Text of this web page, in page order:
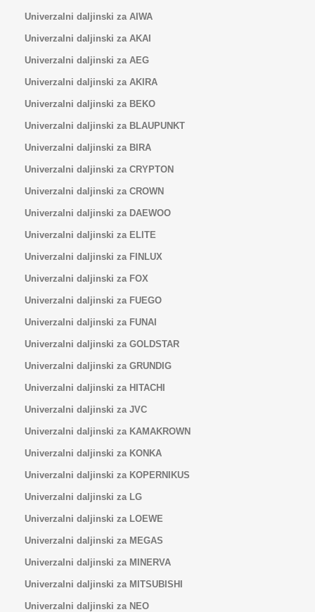
Univerzalni daljinski za AIWA
Univerzalni daljinski za AKAI
Univerzalni daljinski za AEG
Univerzalni daljinski za AKIRA
Univerzalni daljinski za BEKO
Univerzalni daljinski za BLAUPUNKT
Univerzalni daljinski za BIRA
Univerzalni daljinski za CRYPTON
Univerzalni daljinski za CROWN
Univerzalni daljinski za DAEWOO
Univerzalni daljinski za ELITE
Univerzalni daljinski za FINLUX
Univerzalni daljinski za FOX
Univerzalni daljinski za FUEGO
Univerzalni daljinski za FUNAI
Univerzalni daljinski za GOLDSTAR
Univerzalni daljinski za GRUNDIG
Univerzalni daljinski za HITACHI
Univerzalni daljinski za JVC
Univerzalni daljinski za KAMAKROWN
Univerzalni daljinski za KONKA
Univerzalni daljinski za KOPERNIKUS
Univerzalni daljinski za LG
Univerzalni daljinski za LOEWE
Univerzalni daljinski za MEGAS
Univerzalni daljinski za MINERVA
Univerzalni daljinski za MITSUBISHI
Univerzalni daljinski za NEO